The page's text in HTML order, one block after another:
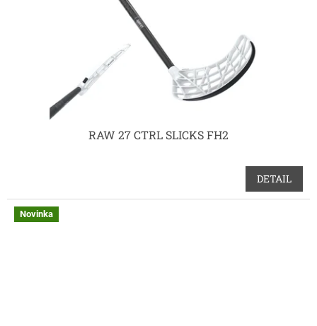
RAW 27 CTRL SLICKS FH2
DETAIL
Novinka